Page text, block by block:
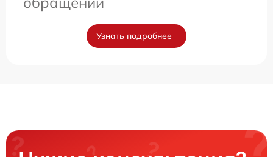
Узнать подробнее